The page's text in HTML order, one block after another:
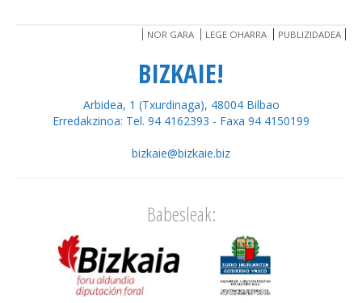
NOR GARA LEGE OHARRA PUBLIZIDADEA
BIZKAIE!
Arbidea, 1 (Txurdinaga), 48004 Bilbao
Erredakzinoa: Tel. 94 4162393 - Faxa 94 4150199
bizkaie@bizkaie.biz
Babesleak: